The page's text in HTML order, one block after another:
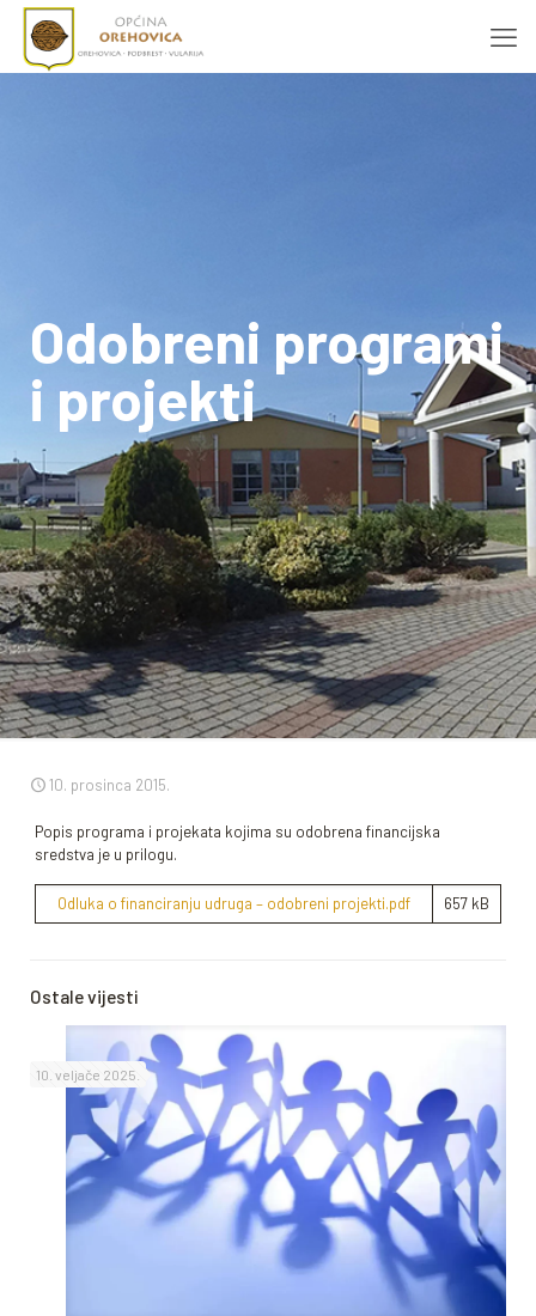
Odobreni programi
i projekti
10. prosinca 2015.
Popis programa i projekata kojima su odobrena financijska
sredstva je u prilogu.
Odluka o financiranju udruga – odobreni projekti.pdf 657 kB
Ostale vijesti
10. veljače 2025.